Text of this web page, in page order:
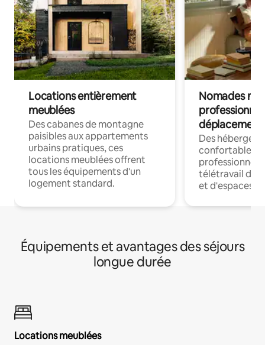
Locations entièrement
meublées
Des cabanes de montagne
paisibles aux appartements
urbains pratiques, ces
locations meublées offrent
tous les équipements d'un
logement standard.
Nomades
déplacement
Des
confortables
professionnels
télétravail
et d'espaces
Équipements et avantages des séjours
longue durée
Locations meublées